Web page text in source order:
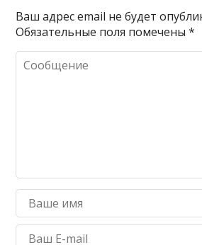
Ваш адрес email не будет
Обязательные поля помечены*